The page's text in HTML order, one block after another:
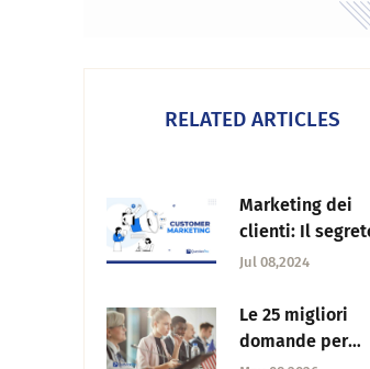
RELATED ARTICLES
Marketing dei
clienti: Il
meglio custodito
Jul 08,2024
Le 25 migliori
domande per